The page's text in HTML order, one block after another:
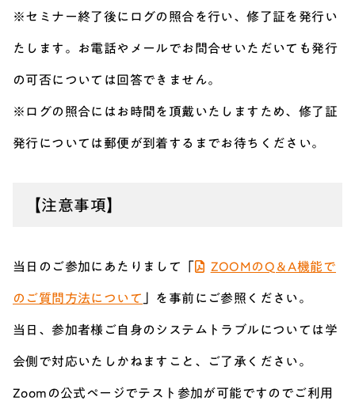
※セミナー終了後にログの照合を行い、修了証を発行い
たします。お電話やメールでお問合せいただいても発行
の可否については回答できません。
※ログの照合にはお時間を頂戴いたしますため、修了証
発行については郵便が到着するまでお待ちください。
【注意事項】
当日のご参加にあたりまして「 ZOOMのQ＆A機能で
のご質問方法について 」を事前にご参照ください。
当日、参加者様ご自身のシステムトラブルについては学
会側で対応いたしかねますこと、ご了承ください。
Zoomの公式ページでテスト参加が可能ですのでご利用